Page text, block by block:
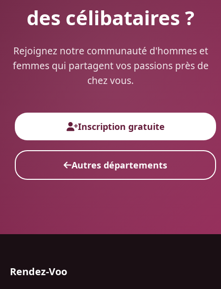
des célibataires ?
Rejoignez notre communauté d'hommes et
femmes qui partagent vos passions près de
chez vous.
Inscription gratuite
Autres départements
Rendez-Voo